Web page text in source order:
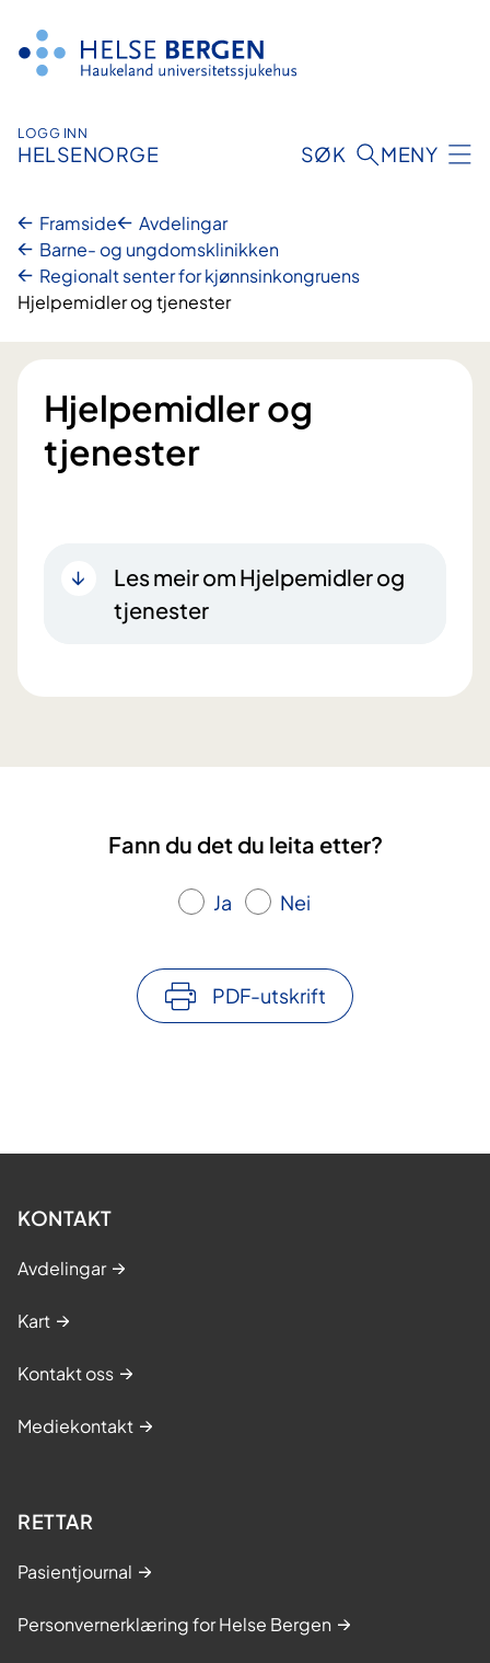
innhald
LOGG INN
HELSENORGE SØK MENY
Framside
Avdelingar
Barne- og ungdomsklinikken
Regionalt senter for kjønnsinkongruens
Hjelpemidler og tjenester
Hjelpemidler og
tjenester
Les meir om Hjelpemidler og
tjenester
Fann du det du leita etter?
Ja Nei
PDF-utskrift
KONTAKT
Avdelingar
Kart
Kontakt oss
Mediekontakt
RETTAR
Pasientjournal
Personvernerklæring for Helse Bergen